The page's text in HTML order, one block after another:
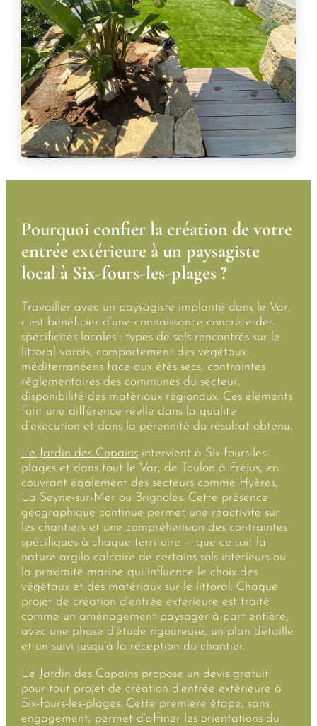
Pourquoi confier la création de votre
entrée extérieure à un paysagiste
local à Six-fours-les-plages ?
Travailler avec un paysagiste implanté dans le Var,
c’est bénéficier d’une connaissance concrète des
spécificités locales : types de sols rencontrés sur le
littoral varois, comportement des végétaux
méditerranéens face aux étés secs, contraintes
réglementaires des communes du secteur,
disponibilité des matériaux régionaux. Ces éléments
font une différence réelle dans la qualité
d’exécution et dans la pérennité du résultat obtenu.
Le Jardin des Copainsintervient à Six-fours-les-
plages et dans tout le Var, de Toulon à Fréjus, en
couvrant également des secteurs comme Hyères,
La Seyne-sur-Mer ou Brignoles. Cette présence
géographique continue permet une réactivité sur
les chantiers et une compréhension des contraintes
spécifiques à chaque territoire — que ce soit la
nature argilo-calcaire de certains sols intérieurs ou
la proximité marine qui influence le choix des
végétaux et des matériaux sur le littoral. Chaque
projet de création d’entrée extérieure est traité
comme un aménagement paysager à part entière,
avec une phase d’étude rigoureuse, un plan détaillé
et un suivi jusqu’à la réception du chantier.
Le Jardin des Copains propose un devis gratuit
pour tout projet de création d’entrée extérieure à
Six-fours-les-plages. Cette première étape, sans
engagement, permet d’affiner les orientations du